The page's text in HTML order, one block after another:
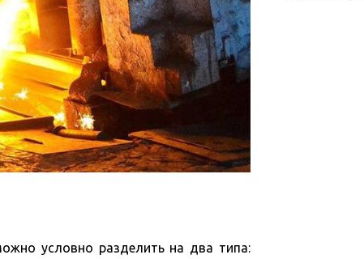
условно разделить на два типа: